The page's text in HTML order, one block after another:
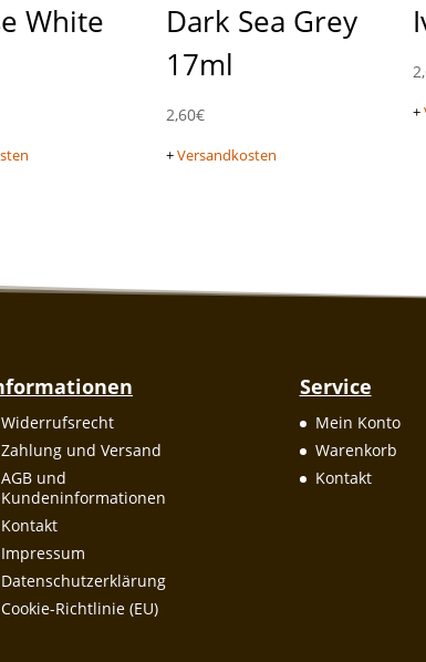
White
Dark Sea Grey
17ml
2,60€
+Versandkosten
+
Widerrufsrecht
Zahlung und Versand
AGB und
Kundeninformationen
Kontakt
Impressum
Datenschutzerklärung
Cookie-Richtlinie (EU)
Service
Mein Konto
Warenkorb
Kontakt